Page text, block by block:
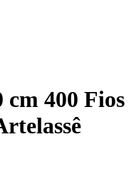
cm 400 Fios